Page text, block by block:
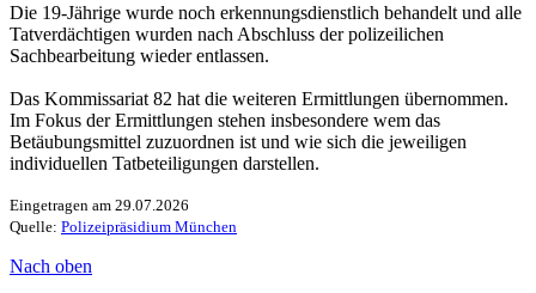
Die 19-Jährige wurde noch erkennungsdienstlich behandelt und alle
Tatverdächtigen wurden nach Abschluss der polizeilichen
Sachbearbeitung wieder entlassen.
Das Kommissariat 82 hat die weiteren Ermittlungen übernommen.
Im Fokus der Ermittlungen stehen insbesondere wem das
Betäubungsmittel zuzuordnen ist und wie sich die jeweiligen
individuellen Tatbeteiligungen darstellen.
Eingetragen am 29.07.2026
Quelle: Polizeipräsidium München
Nach oben